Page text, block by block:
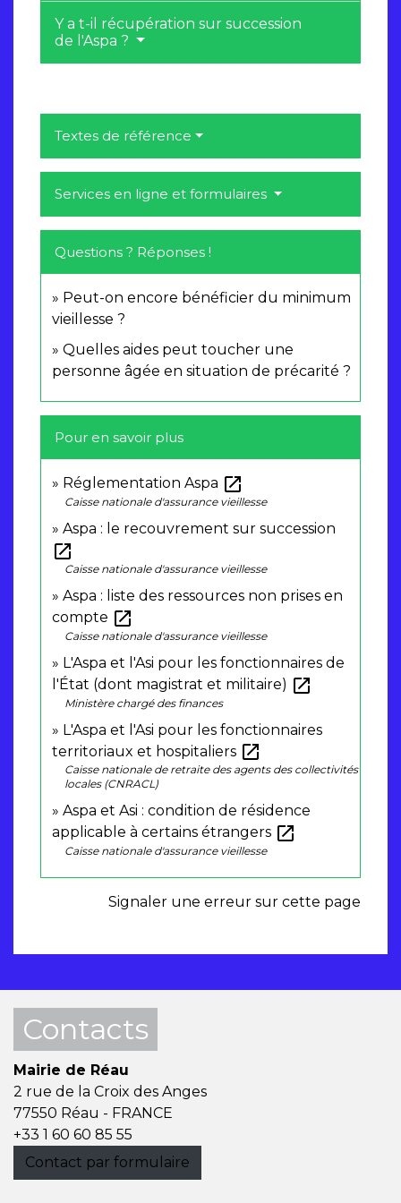
Y a t-il récupération sur succession
de l'Aspa ?
Textes de référence
Services en ligne et formulaires
Questions ? Réponses !
Peut-on encore bénéficier du minimum
vieillesse ?
Quelles aides peut toucher une
personne âgée en situation de précarité ?
Pour en savoir plus
Réglementation Aspa open_in_new
Caisse nationale d'assurance vieillesse
Aspa : le recouvrement sur succession
open_in_new
Caisse nationale d'assurance vieillesse
Aspa : liste des ressources non prises en
compte open_in_new
Caisse nationale d'assurance vieillesse
L'Aspa et l'Asi pour les fonctionnaires de
l'État (dont magistrat et militaire) open_in_new
Ministère chargé des finances
L'Aspa et l'Asi pour les fonctionnaires
territoriaux et hospitaliers open_in_new
Caisse nationale de retraite des agents des collectivités
locales (CNRACL)
Aspa et Asi : condition de résidence
applicable à certains étrangers open_in_new
Caisse nationale d'assurance vieillesse
Signaler une erreur sur cette page
Contacts
Mairie de Réau
2 rue de la Croix des Anges
77550 Réau - FRANCE
+33 1 60 60 85 55
Contact par formulaire